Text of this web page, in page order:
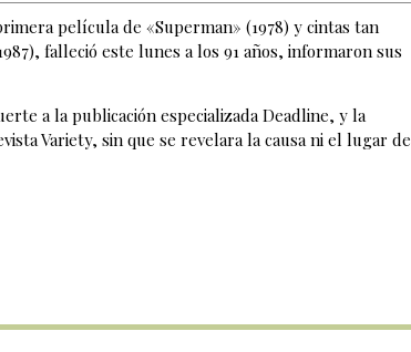
película de «Superman» (1978) y cintas tan
falleció este lunes a los 91 años, informaron sus
a la publicación especializada Deadline, y la
Variety, sin que se revelara la causa ni el lugar de